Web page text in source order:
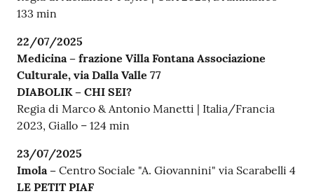
133 min
22/07/2025
Medicina – frazione Villa Fontana Associazione
Culturale, via Dalla Valle 77
DIABOLIK – CHI SEI?
Regia di Marco & Antonio Manetti | Italia/Francia
2023, Giallo – 124 min
23/07/2025
Imola – Centro Sociale "A. Giovannini" via Scarabelli 4
LE PETIT PIAF